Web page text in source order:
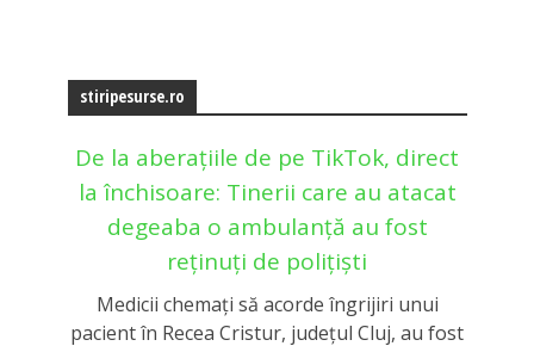
stiripesurse.ro
De la aberațiile de pe TikTok, direct
la închisoare: Tinerii care au atacat
degeaba o ambulanță au fost
reținuți de polițiști
Medicii chemaţi să acorde îngrijiri unui
pacient în Recea Cristur, judeţul Cluj, au fost